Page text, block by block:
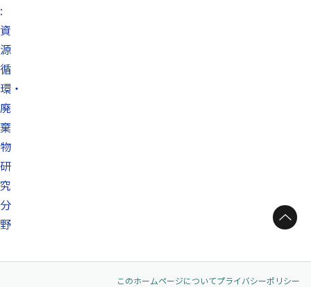
:
資
源
循
環・
廃
棄
物
研
究
分
野
ページトップへ
このホームページについてプライバシーポリシー